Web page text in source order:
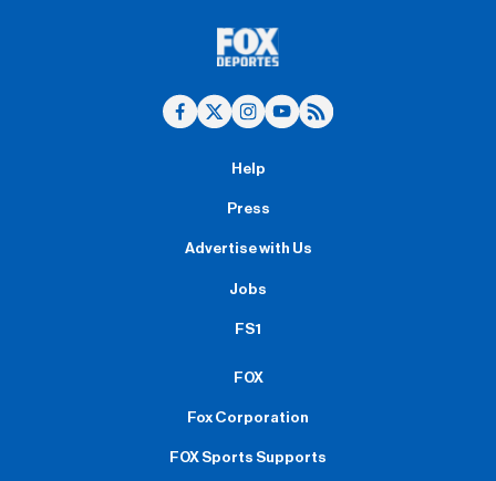
Help
Press
Advertise with Us
Jobs
FS1
FOX
Fox Corporation
FOX Sports Supports